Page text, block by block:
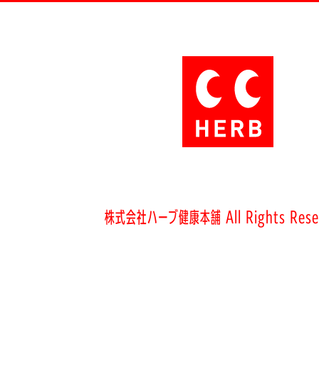
株式会社ハーブ健康本舗 All Rights